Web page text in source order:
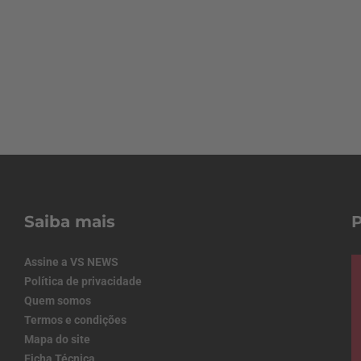
Saiba mais
Assine a VS NEWS
Política de privacidade
Quem somos
Termos e condições
Mapa do site